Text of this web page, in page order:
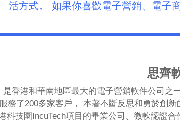
活方式。 如果你喜歡電子營銷、電子
思齊
是香港和華南地區最大的電子營銷軟件公司
務了200多家客戶， 本著不斷反思和勇於創
科技園IncuTech項目的畢業公司、微軟認證